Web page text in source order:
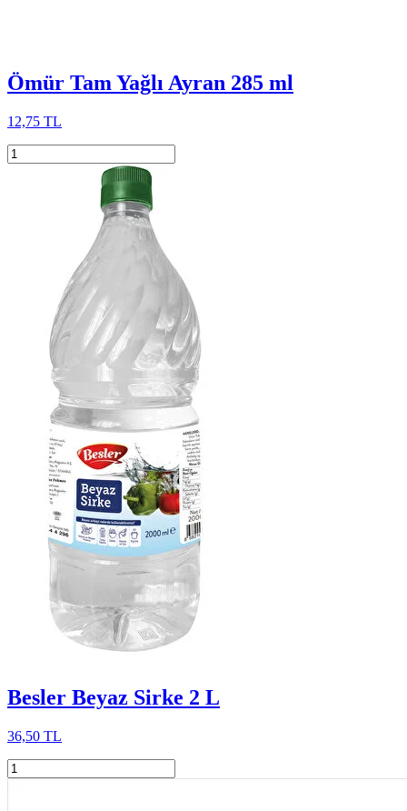
Ömür Tam Yağlı Ayran 285 ml
12,75 TL
Besler Beyaz Sirke 2 L
36,50 TL